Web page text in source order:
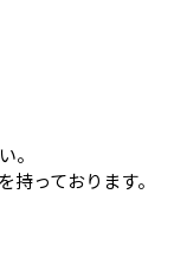
。
っております。